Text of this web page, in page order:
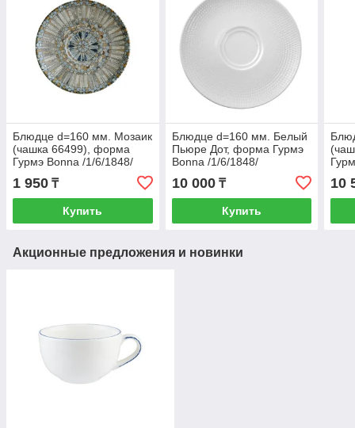
Блюдце d=160 мм. Мозаик
(чашка 66499), форма
Гурмэ Bonna /1/6/1848/
1 950 ₸
Купить
Блюдце d=160 мм. Белый
Пьюре Дот, форма Гурмэ
Bonna /1/6/1848/
10 000₸
Купить
10
Акционные предложения и новинки